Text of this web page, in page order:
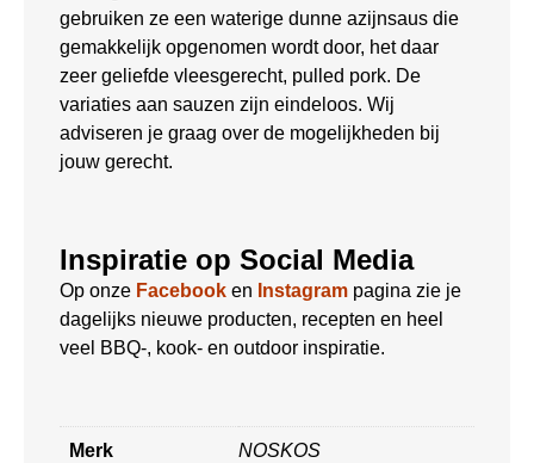
gebruiken ze een waterige dunne azijnsaus die
gemakkelijk opgenomen wordt door, het daar
zeer geliefde vleesgerecht, pulled pork. De
variaties aan sauzen zijn eindeloos. Wij
adviseren je graag over de mogelijkheden bij
jouw gerecht.
Inspiratie op Social Media
Op onze Facebook en Instagram pagina zie je
dagelijks nieuwe producten, recepten en heel
veel BBQ-, kook- en outdoor inspiratie.
Merk NOSKOS